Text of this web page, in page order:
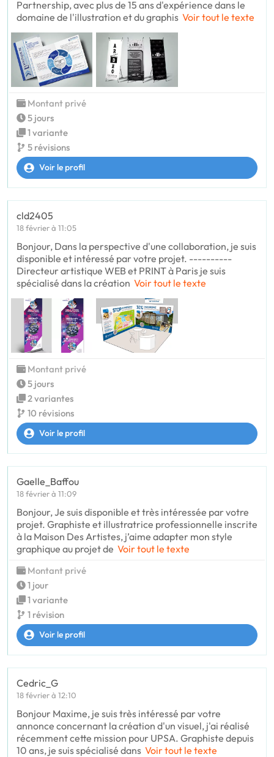
Partnership, avec plus de 15 ans d'expérience dans le
domaine de l'illustration et du graphis Voir tout le texte
Montant privé
5 jours
1 variante
5 révisions
Voir le profil
cld2405
18 février à 11:05
Bonjour, Dans la perspective d'une collaboration, je suis
disponible et intéressé par votre projet. ----------
Directeur artistique WEB et PRINT à Paris je suis
spécialisé dans la création Voir tout le texte
Montant privé
5 jours
2 variantes
10 révisions
Voir le profil
Gaelle_Baffou
18 février à 11:09
Bonjour, Je suis disponible et très intéressée par votre
projet. Graphiste et illustratrice professionnelle inscrite
à la Maison Des Artistes, j’aime adapter mon style
graphique au projet de Voir tout le texte
Montant privé
1 jour
1 variante
1 révision
Voir le profil
Cedric_G
18 février à 12:10
Bonjour Maxime, je suis très intéressé par votre
annonce concernant la création d'un visuel, j'ai réalisé
récemment cette mission pour UPSA. Graphiste depuis
10 ans, je suis spécialisé dans Voir tout le texte